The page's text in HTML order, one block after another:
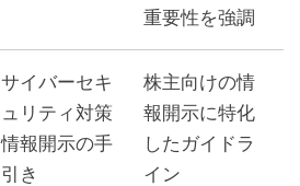
重要性を強調
サイバーセキ
ュリティ対策
情報開示の手
引き
株主向けの情
報開示に特化
したガイドラ
イン